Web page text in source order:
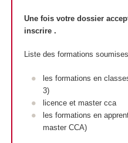
Une fois votre dossier
inscrire .
Liste des formations
les formations en
3)
licence et master cca
les formations en
master CCA)